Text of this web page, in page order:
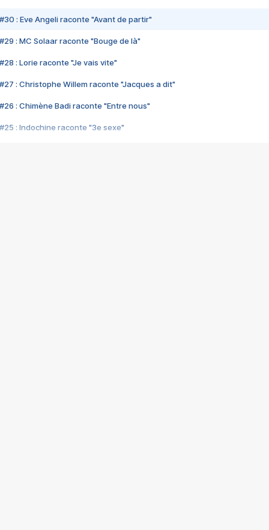
#30 : Eve Angeli raconte "Avant de partir"
#29 : MC Solaar raconte "Bouge de là"
#28 : Lorie raconte "Je vais vite"
#27 : Christophe Willem raconte "Jacques a dit"
#26 : Chimène Badi raconte "Entre nous"
#25 : Indochine raconte "3e sexe"